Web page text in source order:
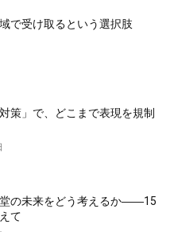
で受け取るという選択肢
対策」で、どこまで表現を規制
の未来をどう考えるか――15
て